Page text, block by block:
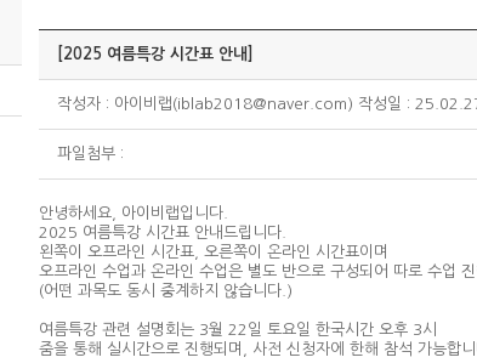
[2025 여름특강 시간표 안내]
작성자 : 아이비랩(iblab2018@naver.com) 작성일 :
파일첨부 :
안녕하세요, 아이비랩입니다.
2025 여름특강 시간표 안내드립니다.
왼쪽이 오프라인 시간표, 오른쪽이 온라인 시간표이며
오프라인 수업과 온라인 수업은 별도 반으로 구성되어 따로 수업 진
(어떤 과목도 동시 중계하지 않습니다.)
여름특강 관련 설명회는 3월 22일 토요일 한국시간 오후 3시
줌을 통해 실시간으로 진행되며, 사전 신청자에 한해 참석 가능합니